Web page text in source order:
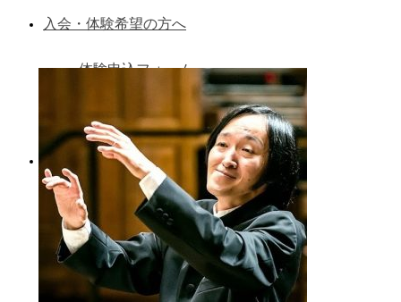
入会・体験希望の方へ
体験申込フォーム
お問い合わせ
会則等